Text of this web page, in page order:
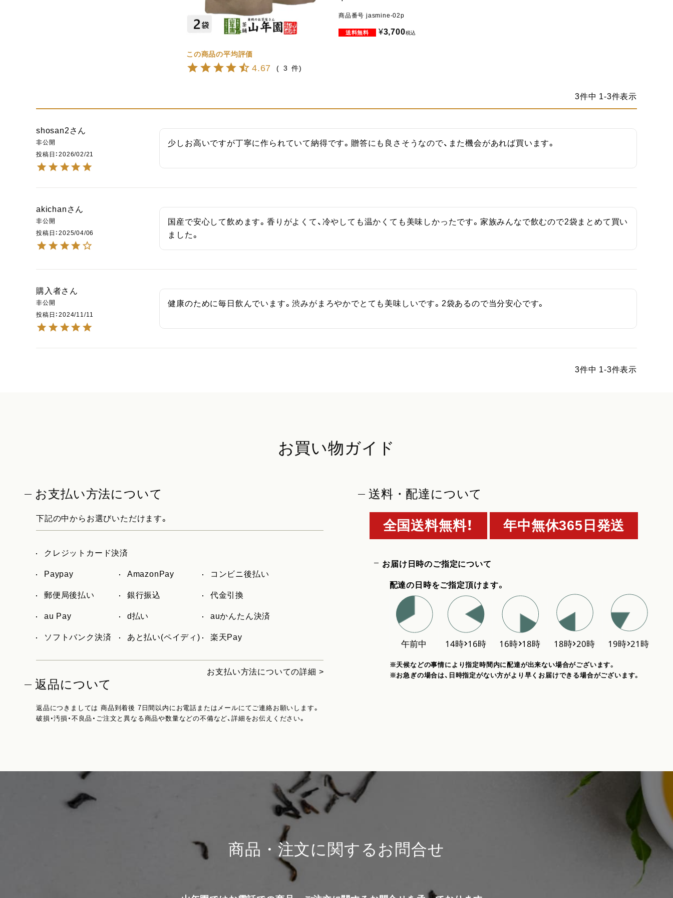
商品番号 jasmine-02p
¥3,700税込
4.67 3
3件中 1-3件表示
shosan2
非公開
投稿日
2026/02/21
少しお高いですが丁寧に作られていて納得です。贈答にも良さそうなので、また機会があれば買います。
akichan
非公開
投稿日
2025/04/06
国産で安心して飲めます。香りがよくて、冷やしても温かくても美味しかったです。家族みんなで飲むので2袋まとめて買い
ました。
購入者
非公開
投稿日
2024/11/11
健康のために毎日飲んでいます。渋みがまろやかでとても美味しいです。2袋あるので当分安心です。
3件中 1-3件表示
お買い物ガイド
お支払い方法について
下記の中からお選びいただけます。
クレジットカード決済
Paypay AmazonPay コンビニ後払い
郵便局後払い 銀行振込 代金引換
au Pay d払い auかんたん決済
ソフトバンク決済 あと払い(ペイディ) 楽天Pay
お支払い方法についての詳細 >
返品について
返品につきましては 商品到着後 7日間以内にお電話またはメールにてご連絡お願いします。
破損・汚損・不良品・ご注文と異なる商品や数量などの不備など、詳細をお伝えください。
送料・配達について
全国送料無料！ 年中無休365日発送
お届け日時のご指定について
配達の日時をご指定頂けます。
※天候などの事情により指定時間内に配達が出来ない場合がございます。
※お急ぎの場合は、日時指定がない方がより早くお届けできる場合がございます。
商品・注文に関するお問合せ